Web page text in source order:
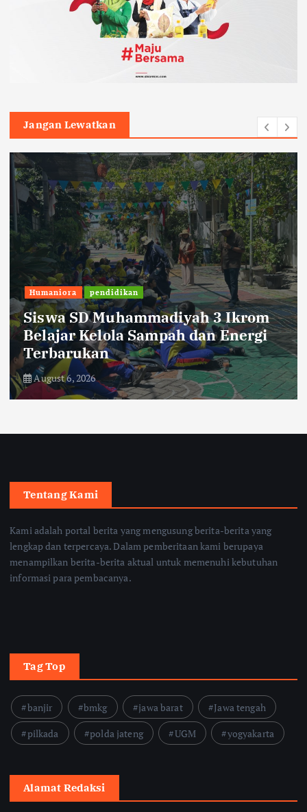
Jangan Lewatkan
3 Ikrom
Energi
Dinamika Nusantara
PLN UP3
Tegaskan tidak Ada
Listrik
August 6, 2026
Tentang Kami
Kami adalah portal berita yang mengusung berita-berita yang
lengkap dan terpercaya. Dalam pemberitaan kami berupaya
menampilkan berita-berita aktual untuk memenuhi kebutuhan
informasi para pembacanya.
Tag Top
banjir bmkg jawa barat
Jawa tengah
pilkada
polda jateng UGM yogyakarta
Alamat Redaksi